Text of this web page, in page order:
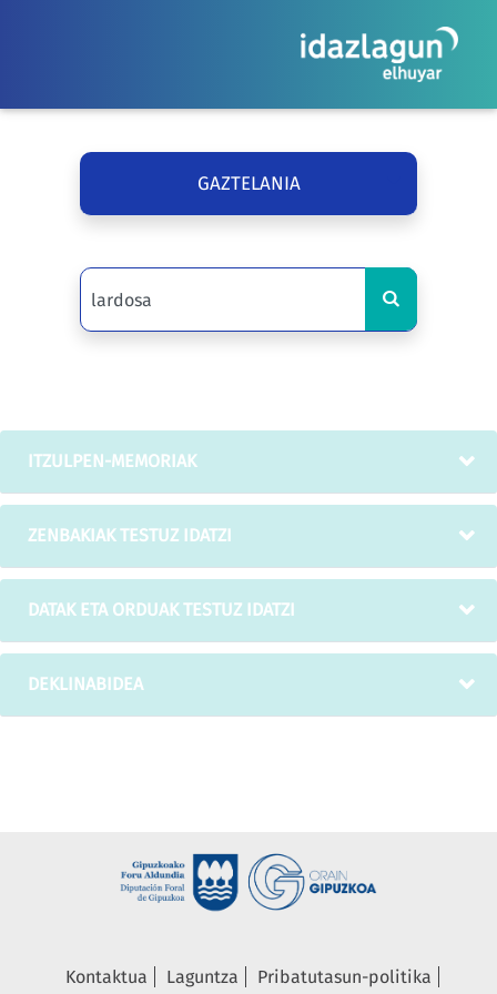
GAZTELANIA
ITZULPEN-MEMORIAK
ZENBAKIAK TESTUZ IDATZI
DATAK ETA ORDUAK TESTUZ IDATZI
DEKLINABIDEA
Kontaktua Laguntza
Pribatutasun-politika